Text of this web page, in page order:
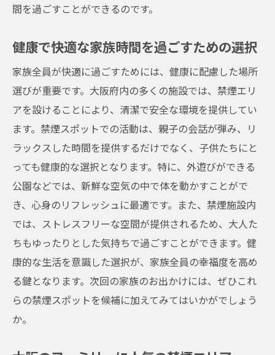
間を過ごすことができるのです。
健康で快適な家族時間を過ごすための選択
家族全員が快適に過ごすためには、健康に配慮した場所
選びが重要です。大阪府内の多くの施設では、禁煙エリ
アを設けることにより、清潔で安全な環境を提供してい
ます。禁煙スポットでの活動は、親子の会話が弾み、リ
ラックスした時間を提供するだけでなく、子供たちにと
っても健康的な選択となります。特に、外遊びができる
公園などでは、新鮮な空気の中で体を動かすことがで
き、心身のリフレッシュに最適です。また、禁煙施設内
では、ストレスフリーな空間が提供されるため、大人た
ちもゆったりとした気持ちで過ごすことができます。健
康的な生活を意識した選択が、家族全員の幸福度を高め
る鍵となります。次回の家族のお出かけには、ぜひこれ
らの禁煙スポットを候補に加えてみてはいかがでしょう
か。